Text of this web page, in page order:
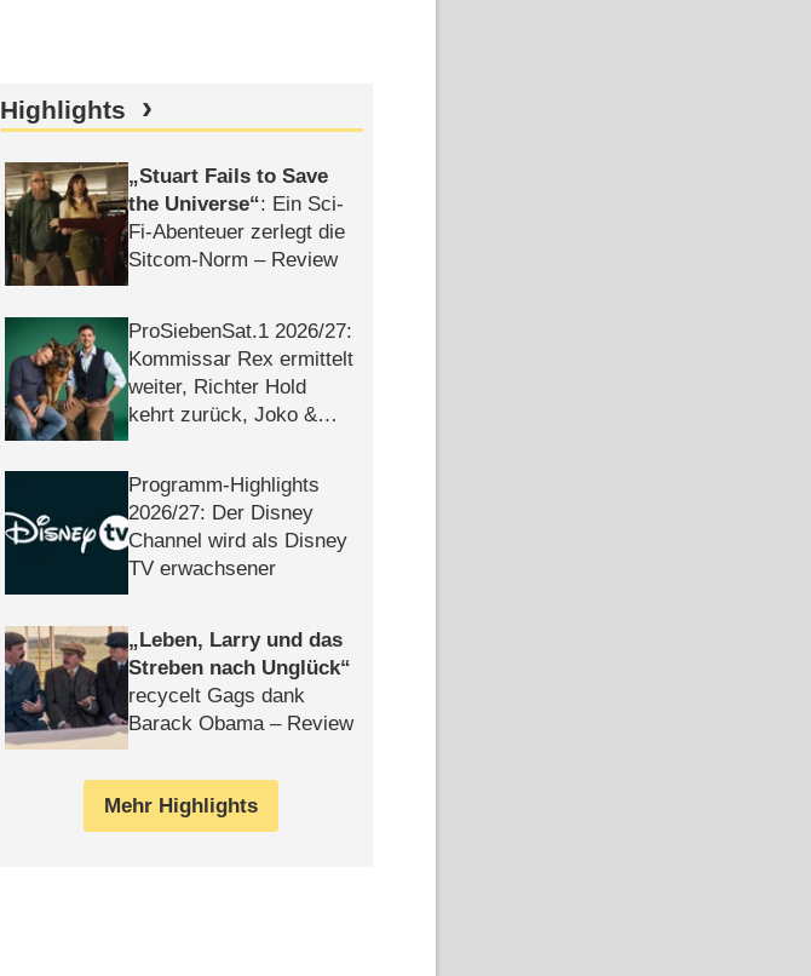
Highlights
Stuart Fails to Save
the Universe : Ein Sci-
Fi-Abenteuer zerlegt die
Sitcom-Norm – Review
ProSiebenSat.1 2026/​27:
Kommissar Rex ermittelt
weiter, Richter Hold
kehrt zurück, Joko &
Programm-Highlights
2026/​27: Der Disney
Channel wird als Disney
TV erwachsener
Leben, Larry und das
Streben nach Unglück
recycelt Gags dank
Barack Obama – Review
Mehr Highlights